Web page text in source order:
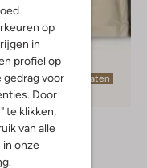
op
in
profiel op
gedrag voor
Door
te klikken,
van alle
in onze
Laatste maten
Airforce
Jack